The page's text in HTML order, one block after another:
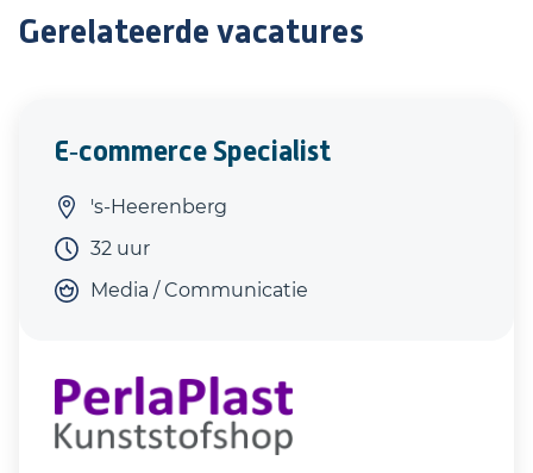
Gerelateerde vacatures
E‑commerce Specialist
's-Heerenberg
32 uur
Media / Communicatie